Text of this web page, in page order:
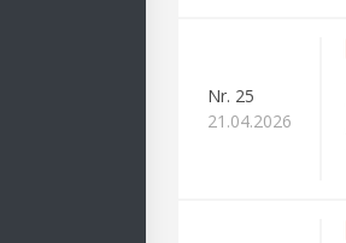
Nr. 25
21.04.2026